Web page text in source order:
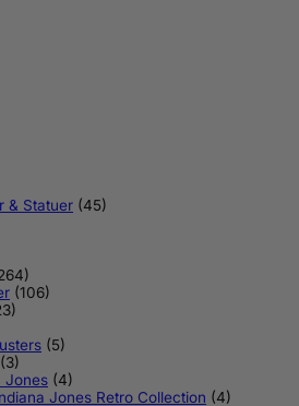
& Statuer (45)
(106)
(5)
(3)
Jones (4)
Jones Retro Collection (4)